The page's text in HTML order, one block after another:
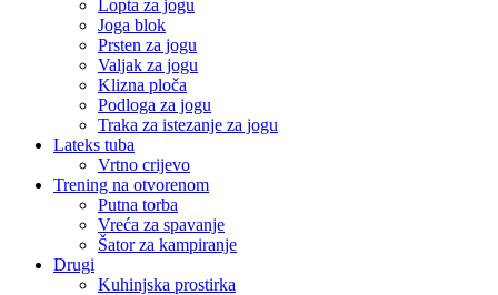
Lopta za jogu
Joga blok
Prsten za jogu
Valjak za jogu
Klizna ploča
Podloga za jogu
Traka za istezanje za jogu
Lateks tuba
Vrtno crijevo
Trening na otvorenom
Putna torba
Vreća za spavanje
Šator za kampiranje
Drugi
Kuhinjska prostirka